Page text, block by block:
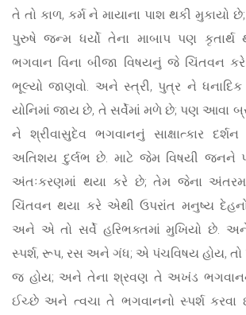
તે તો કાળ, કર્મ ને માયાના પાશ થકી
પુરુષે જન્મ ધર્યો તેના માબાપ પણ
ભગવાન વિના બીજા વિષયનું જે ચિંતવન
ભૂલ્યો જાણવો. અને સ્ત્રી, પુત્ર ને
યોનિમાં જાય છે, તે સર્વેમાં મળે છે; પણ આવા
ને શ્રીવાસુદેવ ભગવાનનું સાક્ષાત્કાર
અતિશય દુર્લભ છે. માટે જેમ વિષયી જનને
અંતઃકરણમાં થયા કરે છે; તેમ જેના
ચિંતવન થયા કરે એથી ઉપરાંત મનુષ્ય
અને એ તો સર્વે હરિભક્તમાં મુખિયો છે.
સ્પર્શ, રૂપ, રસ અને ગંધ; એ પંચવિષય હોય,
જ હોય; અને તેના શ્રવણ તે અખંડ
ઈચ્છે અને ત્વચા તે ભગવાનનો સ્પર્શ